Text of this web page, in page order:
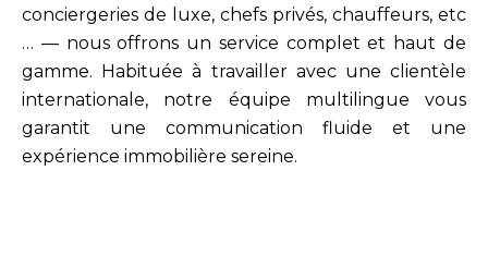
conciergeries de luxe, chefs privés, chauffeurs, etc
… — nous offrons un service complet et haut de
gamme. Habituée à travailler avec une clientèle
internationale, notre équipe multilingue vous
garantit une communication fluide et une
expérience immobilière sereine.